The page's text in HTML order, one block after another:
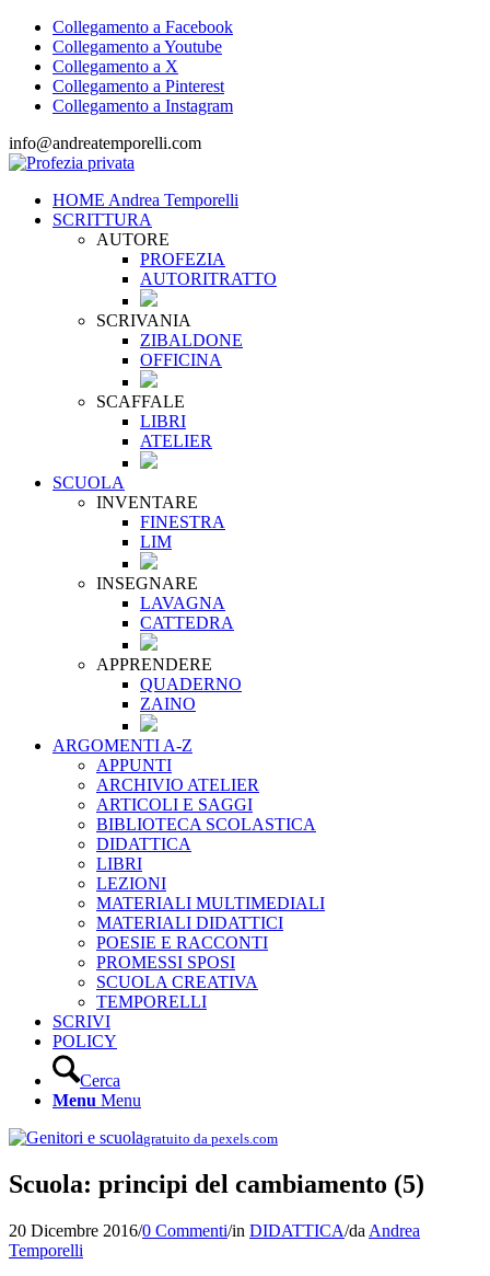
Collegamento a Facebook
Collegamento a Youtube
Collegamento a X
Collegamento a Pinterest
Collegamento a Instagram
info@andreatemporelli.com
HOME Andrea Temporelli
SCRITTURA
AUTORE
PROFEZIA
AUTORITRATTO
SCRIVANIA
ZIBALDONE
OFFICINA
SCAFFALE
LIBRI
ATELIER
SCUOLA
INVENTARE
FINESTRA
LIM
INSEGNARE
LAVAGNA
CATTEDRA
APPRENDERE
QUADERNO
ZAINO
ARGOMENTI A-Z
APPUNTI
ARCHIVIO ATELIER
ARTICOLI E SAGGI
BIBLIOTECA SCOLASTICA
DIDATTICA
LIBRI
LEZIONI
MATERIALI MULTIMEDIALI
MATERIALI DIDATTICI
POESIE E RACCONTI
PROMESSI SPOSI
SCUOLA CREATIVA
TEMPORELLI
SCRIVI
POLICY
Cerca
Menu Menu
gratuito da pexels.com
Scuola: principi del cambiamento (5)
20 Dicembre 2016/0 Commenti/in DIDATTICA/da Andrea
Temporelli